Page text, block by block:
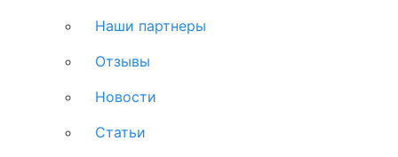
Наши партнеры
Отзывы
Новости
Статьи